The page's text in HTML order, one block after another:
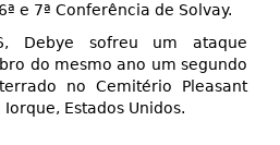
e 7ª Conferência de Solvay.
Debye sofreu um ataque
do mesmo ano um segundo
no Cemitério Pleasant
Estados Unidos.